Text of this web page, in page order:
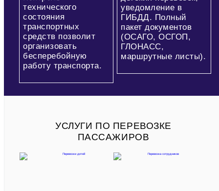
технического
состояния
транспортных
средств позволит
организовать
бесперебойную
работу транспорта.
уведомление в
ГИБДД. Полный
пакет документов
(ОСАГО, ОСГОП,
ГЛОНАСС,
маршрутные листы).
УСЛУГИ ПО ПЕРЕВОЗКЕ
ПАССАЖИРОВ